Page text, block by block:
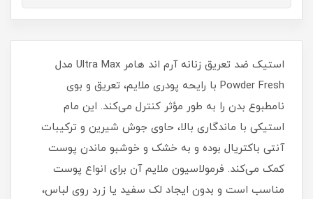
استیک ضد تعریق زنانه آرم اند هامر Ultra Max مدل
Powder Fresh با رایحه پودری ملایم، تعریق و بوی
نامطبوع بدن را به‌ طور مؤثر کنترل می‌کند. این مام
استیکی با ماندگاری بالا، حاوی جوش شیرین و ترکیبات
آنتی‌ باکتریال بوده و به خشک و خوشبو ماندن پوست
کمک می‌کند. فرمولاسیون ملایم آن برای انواع پوست
مناسب است و بدون ایجاد لک سفید یا زرد روی لباس،